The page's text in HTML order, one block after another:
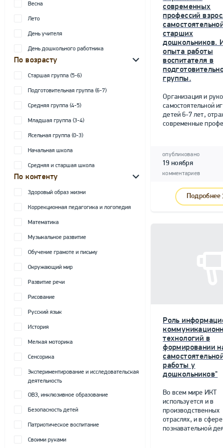
Весна
Лето
День учителя
День дошкольного работника
По возрасту
Старшая группа (5-6)
Подготовительная группа (6-7)
Средняя группа (4-5)
Младшая группа (3-4)
Ясельная группа (0-3)
Начальная школа
Средняя и старшая школа
По контенту
Здоровый образ жизни
Коррекционная педагогика и логопедия
Математика
Музыкальное развитие
Обучение грамоте и письму
Окружающий мир
Развитие речи
Рисование
Русский язык
История
Мелкая моторика
Сенсорика
Экспериментирование и исследовательская
деятельность
ОВЗ, инклюзивное образование
Безопасность детей
Патриотическое воспитание
Своими руками
современных
профессий
старших
дошкольников.
опыта работы
воспитателя в
группы.
Организация и
самостоятельной
детей 6-7 лет,
современные
опубликовано
19 ноября
комментариев
Подробнее
Роль
технологий в
формировании
работы у
дошкольников"
Во всем мире ИКТ
используется и в
производственных
отраслях, и в сфере
познавательной